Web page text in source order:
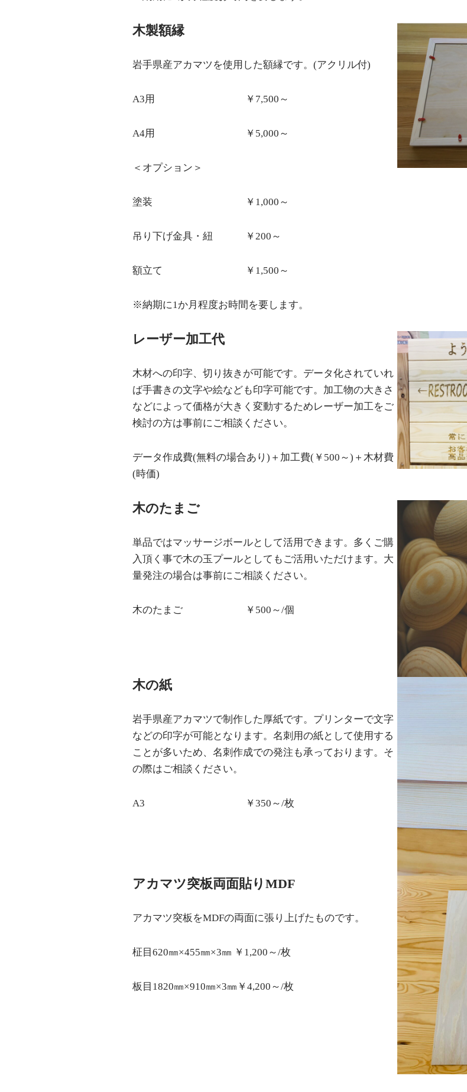
木製額縁
岩手県産アカマツを使用した額縁です。(アクリル付)
A3用 ￥7,500～
A4用 ￥5,000～
＜オプション＞
塗装 ￥1,000～
吊り下げ金具・紐 ￥200～
額立て ￥1,500～
※納期に1か月程度お時間を要します。
レーザー加工代
木材への印字、切り抜きが可能です。データ化されていれ
ば手書きの文字や絵なども印字可能です。加工物の大きさ
などによって価格が大きく変動するためレーザー加工をご
検討の方は事前にご相談ください。
データ作成費(無料の場合あり)＋加工費(￥500～)＋木材費
(時価)
木のたまご
単品ではマッサージボールとして活用できます。多くご購
入頂く事で木の玉プールとしてもご活用いただけます。大
量発注の場合は事前にご相談ください。
木のたまご ￥500～/個
木の紙
岩手県産アカマツで制作した厚紙です。プリンターで文字
などの印字が可能となります。名刺用の紙として使用する
ことが多いため、名刺作成での発注も承っております。そ
の際はご相談ください。
A3 ￥350～/枚
アカマツ突板両面貼りMDF
アカマツ突板をMDFの両面に張り上げたものです。
柾目620㎜×455㎜×3㎜ ￥1,200～/枚
板目1820㎜×910㎜×3㎜￥4,200～/枚